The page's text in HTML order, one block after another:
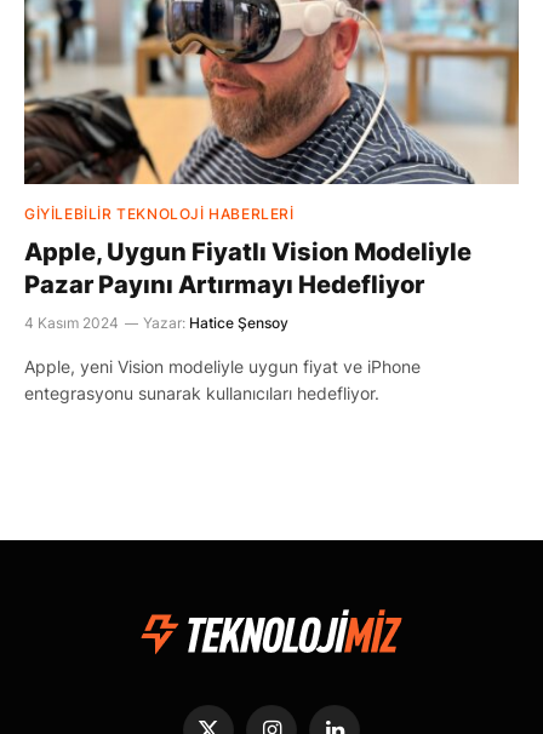
GIYILEBILIR TEKNOLOJI HABERLERI
Apple, Uygun Fiyatlı Vision Modeliyle
Pazar Payını Artırmayı Hedefliyor
4 Kasım 2024 Yazar: Hatice Şensoy
Apple, yeni Vision modeliyle uygun fiyat ve iPhone
entegrasyonu sunarak kullanıcıları hedefliyor.